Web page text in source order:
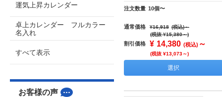
注文数量 10個〜
通常価格 ¥16,918 (税込)～
(税抜 ¥15,380～)
割引価格 ¥ 14,380 (税込) ～
(税抜 ¥13,073～)
選択
運気上昇カレンダー
卓上カレンダー フルカラー
名入れ
すべて表示
お客様の声